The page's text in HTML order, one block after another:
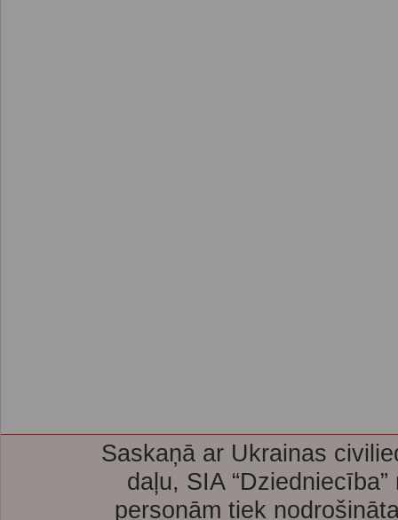
Saskaņā ar Ukrainas
daļu, SIA
personām tiek